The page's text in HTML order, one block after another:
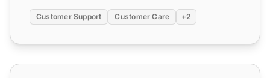
Customer Support Customer Care +2
Az ügyfélkapcsolat-kezelési metrikák elsajátítása: A